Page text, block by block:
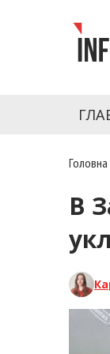
Головна
В